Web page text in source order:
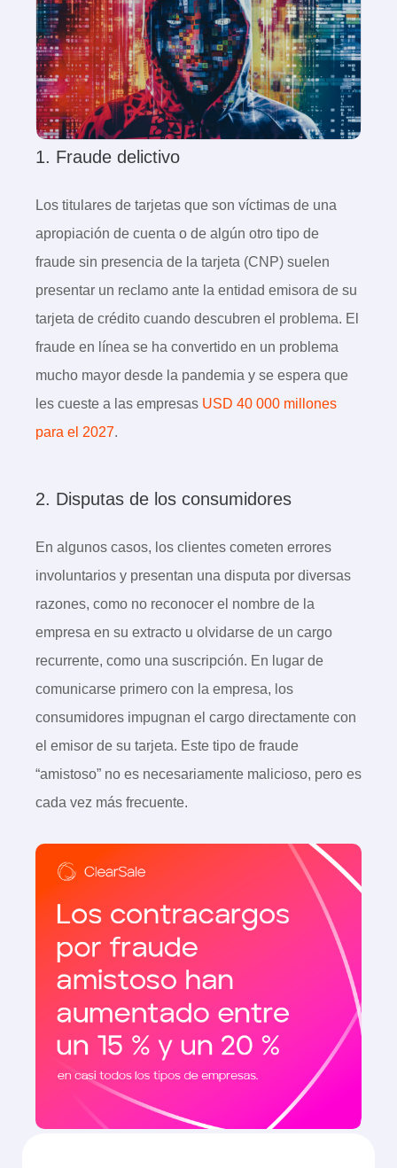
1. Fraude delictivo
Los titulares de tarjetas que son víctimas de una
apropiación de cuenta o de algún otro tipo de
fraude sin presencia de la tarjeta (CNP) suelen
presentar un reclamo ante la entidad emisora de su
tarjeta de crédito cuando descubren el problema. El
fraude en línea se ha convertido en un problema
mucho mayor desde la pandemia y se espera que
les cueste a las empresas USD 40 000 millones
para el 2027.
2. Disputas de los consumidores
En algunos casos, los clientes cometen errores
involuntarios y presentan una disputa por diversas
razones, como no reconocer el nombre de la
empresa en su extracto u olvidarse de un cargo
recurrente, como una suscripción. En lugar de
comunicarse primero con la empresa, los
consumidores impugnan el cargo directamente con
el emisor de su tarjeta. Este tipo de fraude
“amistoso” no es necesariamente malicioso, pero es
cada vez más frecuente.